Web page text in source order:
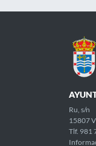
Ru, s/n
15807
Tlf. 981